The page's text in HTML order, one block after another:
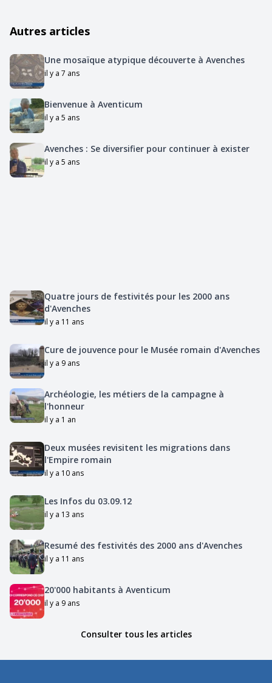
Autres articles
Une mosaïque atypique découverte à Avenches
il y a 7 ans
Bienvenue à Aventicum
il y a 5 ans
Avenches : Se diversifier pour continuer à exister
il y a 5 ans
Quatre jours de festivités pour les 2000 ans
d'Avenches
il y a 11 ans
Cure de jouvence pour le Musée romain d'Avenches
il y a 9 ans
Archéologie, les métiers de la campagne à
l'honneur
il y a 1 an
Deux musées revisitent les migrations dans
l'Empire romain
il y a 10 ans
Les Infos du 03.09.12
il y a 13 ans
Resumé des festivités des 2000 ans d'Avenches
il y a 11 ans
20'000 habitants à Aventicum
il y a 9 ans
Consulter tous les articles